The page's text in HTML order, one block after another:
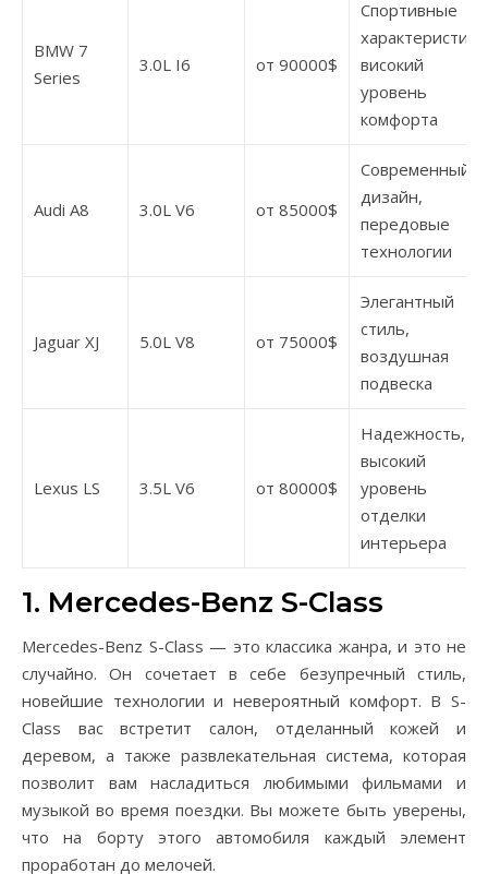
BMW 7
Series
3.0L I6 от 90000$
Спортивные
високий
уровень
комфорта
Audi A8 3.0L V6 от 85000$
Современный
дизайн,
передовые
технологии
Jaguar XJ 5.0L V8 от 75000$
Элегантный
стиль,
воздушная
подвеска
Lexus LS 3.5L V6 от 80000$
Надежность,
высокий
уровень
отделки
интерьера
1. Mercedes-Benz S-Class
Mercedes-Benz S-Class — это классика жанра, и это не
случайно. Он сочетает в себе безупречный стиль,
новейшие технологии и невероятный комфорт. В S-
Class вас встретит салон, отделанный кожей и
деревом, а также развлекательная система, которая
позволит вам насладиться любимыми фильмами и
музыкой во время поездки. Вы можете быть уверены,
что на борту этого автомобиля каждый элемент
проработан до мелочей.